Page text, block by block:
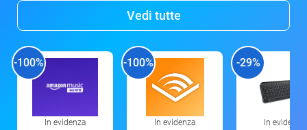
Vedi tutte
-100%
In evidenza
-100%
In evidenza
-29%
In evidenza